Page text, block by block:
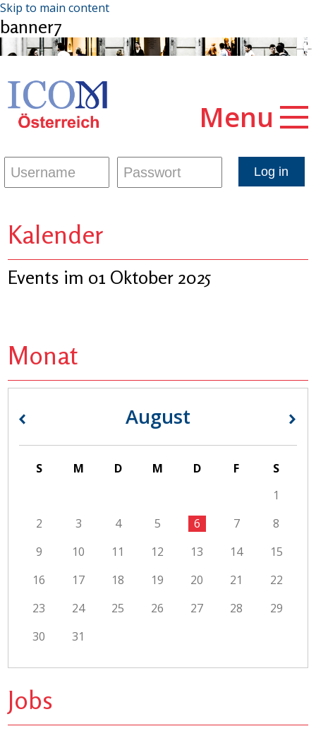
Skip to main content
banner7
Menu
Kalender
Events im 01 Oktober 2025
Monat
August
« »
S M D M D F
S
1
2
3 4 5 6 7
8
9
10 11 12 13 14
15
16
17 18 19 20 21
22
23
24 25 26 27 28
29
30
31
Jobs